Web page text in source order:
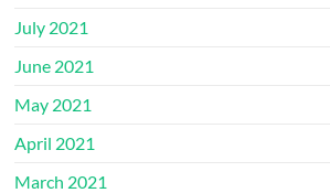
July 2021
June 2021
May 2021
April 2021
March 2021